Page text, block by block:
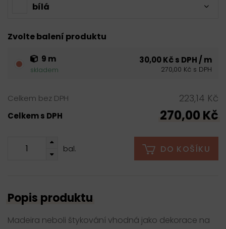
bílá
Zvolte balení produktu
9 m
skladem
30,00 Kč s DPH / m
270,00 Kč s DPH
Celkem bez DPH 223,14 Kč
Celkem s DPH 270,00 Kč
bal. DO KOŠÍKU
Popis produktu
Madeira neboli štykování vhodná jako dekorace na